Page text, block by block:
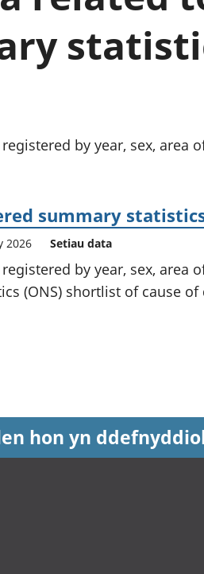
chwyddiant a
Buddsoddiadau,
pensiynau ac
by year, sex, area
summary
2026 Setiau data
by year, sex, area
(ONS) shortlist of cause of
hon yn